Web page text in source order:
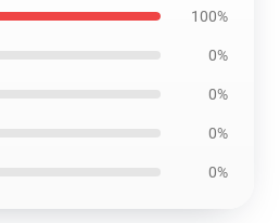
100%
0%
0%
0%
0%